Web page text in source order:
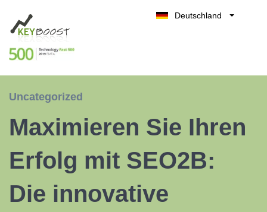
Deutschland
España
Uncategorized
Maximieren Sie Ihren
Erfolg mit SEO2B:
Die innovative